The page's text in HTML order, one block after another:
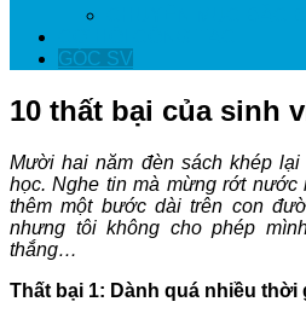
GÓC SV
10 thất bại của sinh
Mười hai năm đèn sách khép
học. Nghe tin mà mừng rớt
thêm một bước dài trên con
nhưng tôi không cho phép
thắng…
Thất bại 1: Dành quá nhiều